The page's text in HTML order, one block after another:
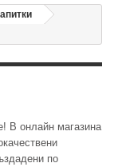
В онлайн магазина
по